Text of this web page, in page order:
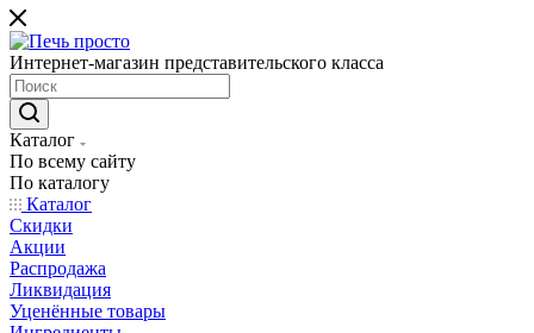
Интернет-магазин представительского класса
Каталог
По всему сайту
По каталогу
Каталог
Скидки
Акции
Распродажа
Ликвидация
Уценённые товары